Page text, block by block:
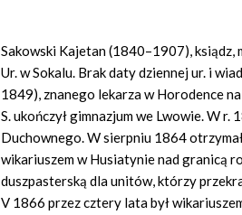
Sakowski Kajetan (1840–1907), ksiądz,
Ur. w Sokalu. Brak daty dziennej ur. i
1849), znanego lekarza w Horodence
S. ukończył gimnazjum we Lwowie. W
Duchownego. W sierpniu 1864
wikariuszem w Husiatynie nad granicą
duszpasterską dla unitów, którzy
V 1866 przez cztery lata był